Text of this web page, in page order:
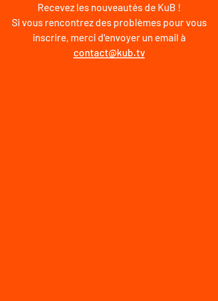
Recevez les nouveautés de KuB !
Si vous rencontrez des problèmes pour vous
inscrire, merci d'envoyer un email à
contact@kub.tv